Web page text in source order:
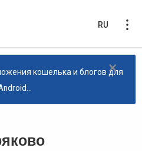
RU
×
кошелька и блогов для